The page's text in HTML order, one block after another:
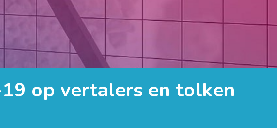
19 op vertalers en tolken